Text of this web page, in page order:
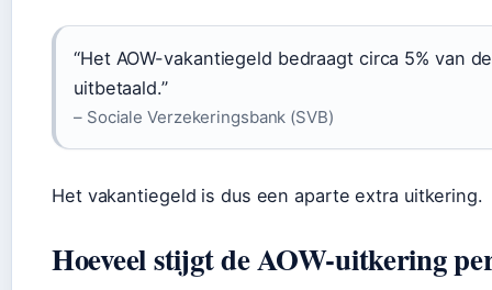
“Het AOW-vakantiegeld bedraagt circa 5% van
uitbetaald.”
– Sociale Verzekeringsbank (SVB)
Het vakantiegeld is dus een aparte extra uitkering.
Hoeveel stijgt de AOW-uitkering